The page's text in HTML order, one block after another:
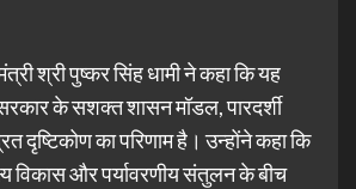
श्री पुष्कर सिंह धामी ने कहा कि यह
के सशक्त शासन मॉडल, पारदर्शी
दृष्टिकोण का परिणाम है। उन्होंने कहा कि
विकास और पर्यावरणीय संतुलन के बीच